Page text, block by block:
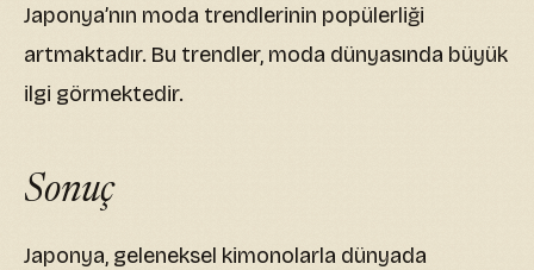
Japonya’nın moda trendlerinin popülerliği
artmaktadır. Bu trendler, moda dünyasında büyük
ilgi görmektedir.
Sonuç
Japonya, geleneksel kimonolarla dünyada